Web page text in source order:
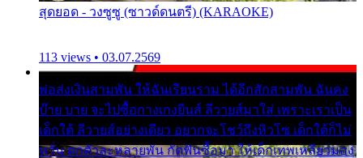
สุดยอด - วงซูซู (ซาวด์ดนตรี) (KARAOKE)
113 views • 03.07.2569
พ่อส่งเงินสามพัน ให้ฉันเรียนราม ได้อีกสักสามพัน ฉันคง
บ๊าย บาย จะไปซื้อกางเกงยีนส์ ลีวายส์มาใส่ เพราะเราเป็น
เด็กใต้ ลีวายส์อย่างเดียว อยากจะโชว์ถึงหิวโซ เด็กใต้ก็ไม่
หวั่น ตกตัวละหลายพัน กัดฟันซื้อมา ให้เด็กเทพเหลียวมอง